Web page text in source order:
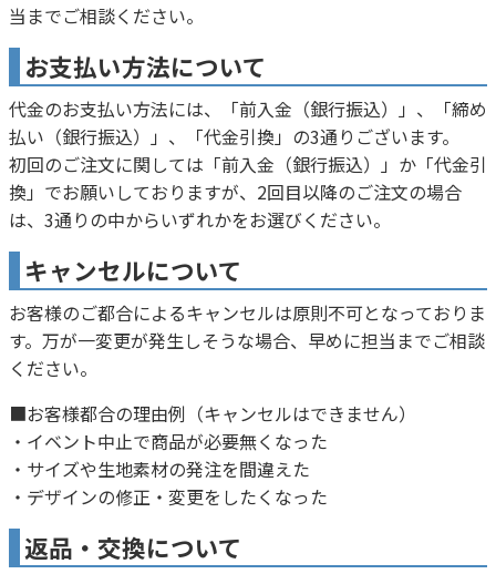
当までご相談ください。
お支払い方法について
代金のお支払い方法には、「前入金（銀行振込）」、「締め
払い（銀行振込）」、「代金引換」の3通りございます。
初回のご注文に関しては「前入金（銀行振込）」か「代金引
換」でお願いしておりますが、2回目以降のご注文の場合
は、3通りの中からいずれかをお選びください。
キャンセルについて
お客様のご都合によるキャンセルは原則不可となっておりま
す。万が一変更が発生しそうな場合、早めに担当までご相談
ください。
■お客様都合の理由例（キャンセルはできません）
・イベント中止で商品が必要無くなった
・サイズや生地素材の発注を間違えた
・デザインの修正・変更をしたくなった
返品・交換について